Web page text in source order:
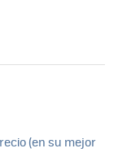
(en su mejor